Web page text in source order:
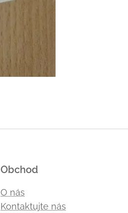
Obchod
O nás
Kontaktujte nás